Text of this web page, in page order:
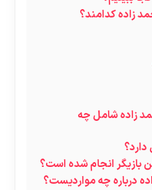
زاده کدامند؟
زاده شامل چه
بازیگر انجام شده است؟
درباره چه مواردیست؟